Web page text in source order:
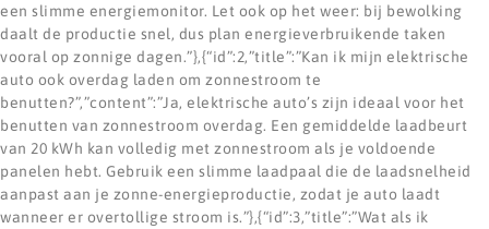
een slimme energiemonitor. Let ook op het weer: bij bewolking
daalt de productie snel, dus plan energieverbruikende taken
vooral op zonnige dagen.”},{“id”:2,”title”:”Kan ik mijn elektrische
auto ook overdag laden om zonnestroom te
benutten?”,”content”:”Ja, elektrische auto’s zijn ideaal voor het
benutten van zonnestroom overdag. Een gemiddelde laadbeurt
van 20 kWh kan volledig met zonnestroom als je voldoende
panelen hebt. Gebruik een slimme laadpaal die de laadsnelheid
aanpast aan je zonne-energieproductie, zodat je auto laadt
wanneer er overtollige stroom is.”},{“id”:3,”title”:”Wat als ik